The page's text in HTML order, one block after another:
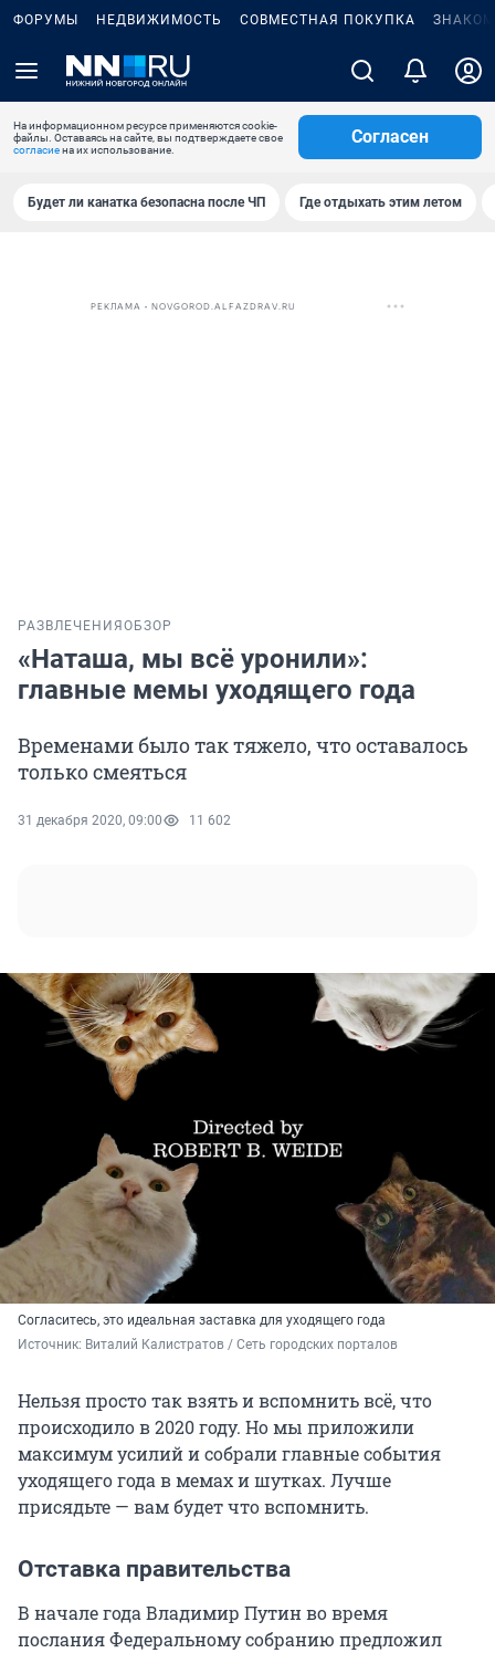
ФОРУМЫ НЕДВИЖИМОСТЬ СОВМЕСТНАЯ ПОКУПКА
На информационном ресурсе применяются cookie-
файлы. Оставаясь на сайте, вы подтверждаете свое
согласиена их использование.
Согласен
Будет ли канатка безопасна после ЧП Где отдыхать этим летом
РЕКЛАМА • NOVGOROD.ALFAZDRAV.RU
РАЗВЛЕЧЕНИЯ ОБЗОР
«Наташа, мы всё уронили»:
главные мемы уходящего года
Временами было так тяжело, что оставалось
только смеяться
31 декабря 2020, 09:00 11 602
Согласитесь, это идеальная заставка для уходящего года
Источник: Виталий Калистратов / Сеть городских порталов
Нельзя просто так взять и вспомнить всё, что
происходило в 2020 году. Но мы приложили
максимум усилий и собрали главные события
уходящего года в мемах и шутках. Лучше
присядьте — вам будет что вспомнить.
Отставка правительства
В начале года Владимир Путин во время
послания Федеральному собранию предложил